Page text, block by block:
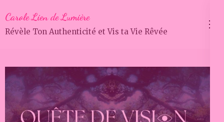
au
contenu
Entrée)
Carole Lien de Lumière
Révèle Ton Authenticité et Vis ta Vie Rêvée